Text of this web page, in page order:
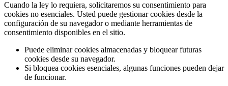
Cuando la ley lo requiera, solicitaremos su consentimiento para
cookies no esenciales. Usted puede gestionar cookies desde la
configuración de su navegador o mediante herramientas de
consentimiento disponibles en el sitio.
Puede eliminar cookies almacenadas y bloquear futuras
cookies desde su navegador.
Si bloquea cookies esenciales, algunas funciones pueden dejar
de funcionar.